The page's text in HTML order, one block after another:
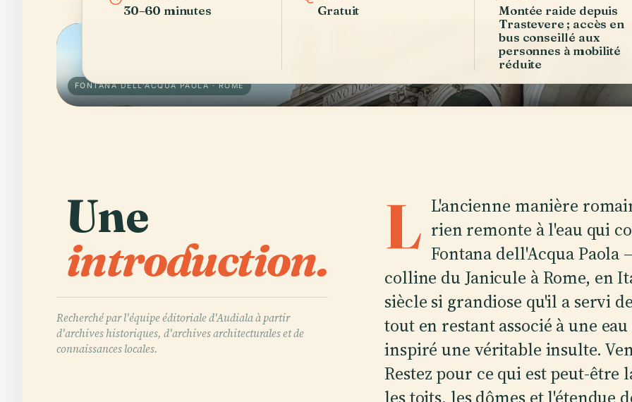
FONTANA DELL'ACQUA PAOLA · ROME
30–60 minutes Gratuit
Montée raide depuis
Trastevere ; accès en
bus conseillé aux
personnes à mobilité
réduite
Une
introduction.
Recherché par l'équipe éditoriale d'Audiala à partir
d'archives historiques, d'archives architecturales et de
connaissances locales.
L L'ancienne manière
rien remonte à l'eau qui
Fontana dell'Acqua Paola
colline du Janicule à Rome, en
siècle si grandiose qu'il a servi
tout en restant associé à une
inspiré une véritable insulte.
Restez pour ce qui est peut-
les toits, les dômes et l'étendue